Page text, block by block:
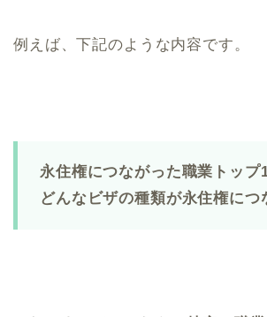
例えば、下記のような内容です。
永住権につながった職業トップ
どんなビザの種類が永住権につ